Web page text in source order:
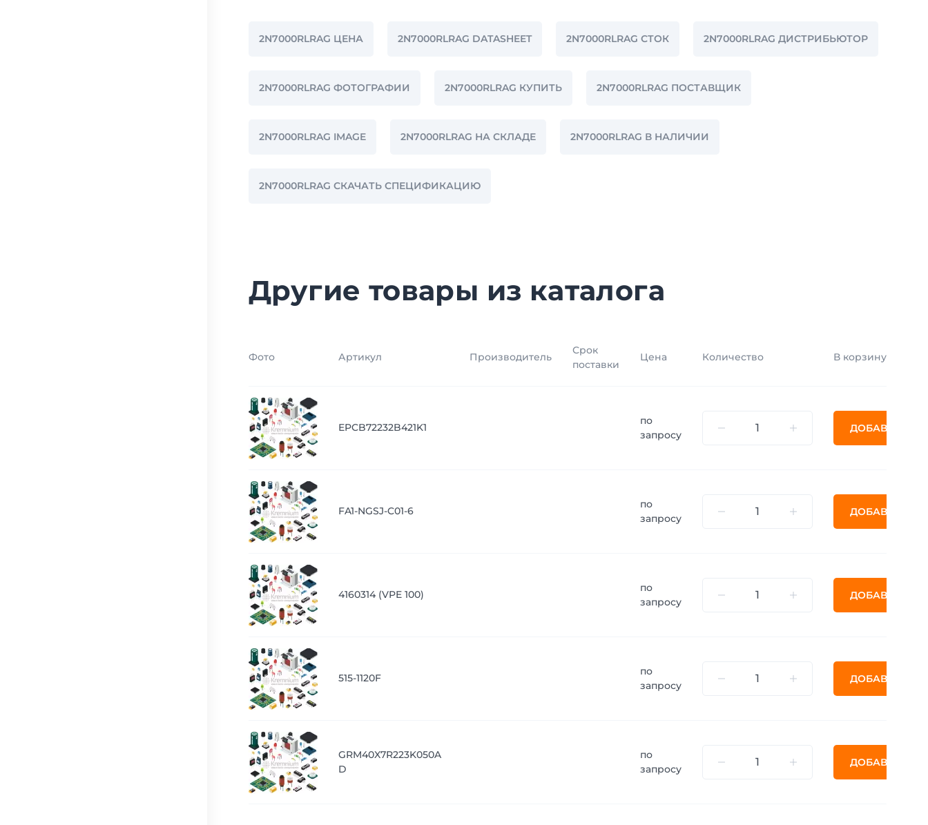
2N7000RLRAG ЦЕНА 2N7000RLRAG DATASHEET 2N7000RLRAG СТОК 2N7000RLRAG ДИСТРИБЬЮТОР
2N7000RLRAG ФОТОГРАФИИ 2N7000RLRAG КУПИТЬ 2N7000RLRAG ПОСТАВЩИК
2N7000RLRAG IMAGE 2N7000RLRAG НА СКЛАДЕ 2N7000RLRAG В НАЛИЧИИ
2N7000RLRAG СКАЧАТЬ СПЕЦИФИКАЦИЮ
Другие товары из каталога
Фото Артикул Производитель
Срок
поставки
Цена Количество В корзину
EPCB72232B421K1
по
запросу
ДОБАВИТЬ
FA1-NGSJ-C01-6
по
запросу
ДОБАВИТЬ
4160314 (VPE 100)
по
запросу
ДОБАВИТЬ
515-1120F
по
запросу
ДОБАВИТЬ
GRM40X7R223K050A
D
по
запросу
ДОБАВИТЬ